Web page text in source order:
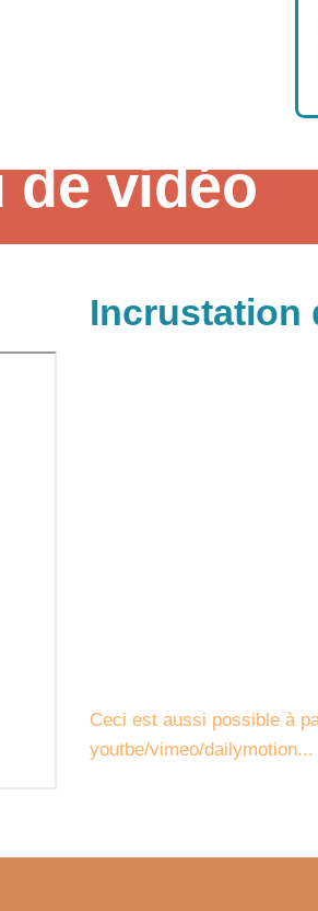
de vidéo
Incrustation
Ceci est aussi possible à
youtbe/vimeo/dailymotion...